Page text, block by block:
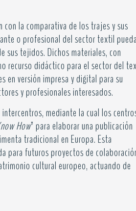
la comparativa de los trajes y sus
o profesional del sector textil pueda
sus tejidos. Dichos materiales, con
recurso didáctico para el sector del
en versión impresa y digital para su
y profesionales interesados.
mediante la cual los
How” para elaborar una publicación
tradicional en Europa. Esta
para futuros proyectos de
cultural europeo, actuando de